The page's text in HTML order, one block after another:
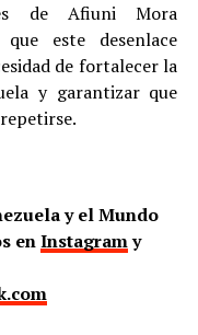
de Afiuni Mora
este desenlace
de fortalecer la
y garantizar que
y el Mundo
enInstagramy